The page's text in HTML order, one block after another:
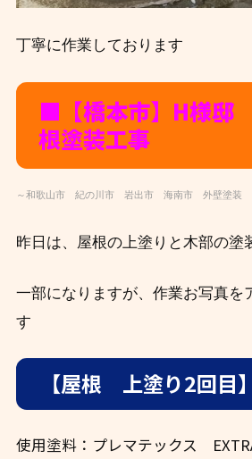
丁寧に作業しております
■【橋本市】H様邸
根塗装工事
～和歌山市 紀の川市 岩出市 海南市 外壁塗装
昨日は、屋根の上塗りと木部の塗
一部になりますが、作業お写真を
す
【屋根 上塗り2回目】
使用塗料：プレマテックス